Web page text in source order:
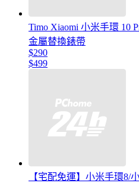
Timo Xiaomi 小米手環 10
金屬替換錶帶
$290
$499
【宅配免運】小米手環8/